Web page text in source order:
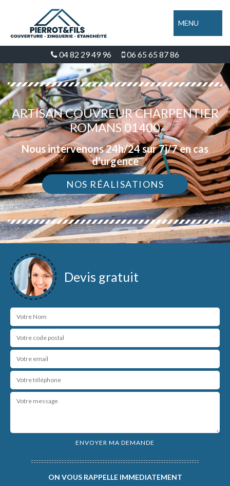
MENU
04 82 29 49 96 06 65 65 87 86
ARTISAN COUVREUR CHARPENTIER
ROMANS 01400
Nous intervenons 24h/24 sur 7j/7 en cas
d'urgence
NOS RÉALISATIONS
Devis gratuit
ON VOUS RAPPELLE IMMEDIATEMENT